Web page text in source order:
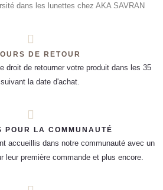
dans les lunettes chez AKA SAVRAN
DE RETOUR
droit de retourner votre produit dans les 35
la date d'achat.
POUR LA COMMUNAUTÉ
accueillis dans notre communauté avec un
leur première commande et plus encore.